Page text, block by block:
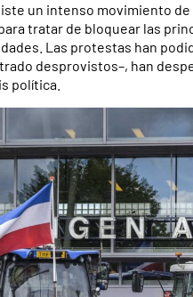
un intenso movimiento
tratar de bloquear las
Las protestas han
desprovistos–, han
política.